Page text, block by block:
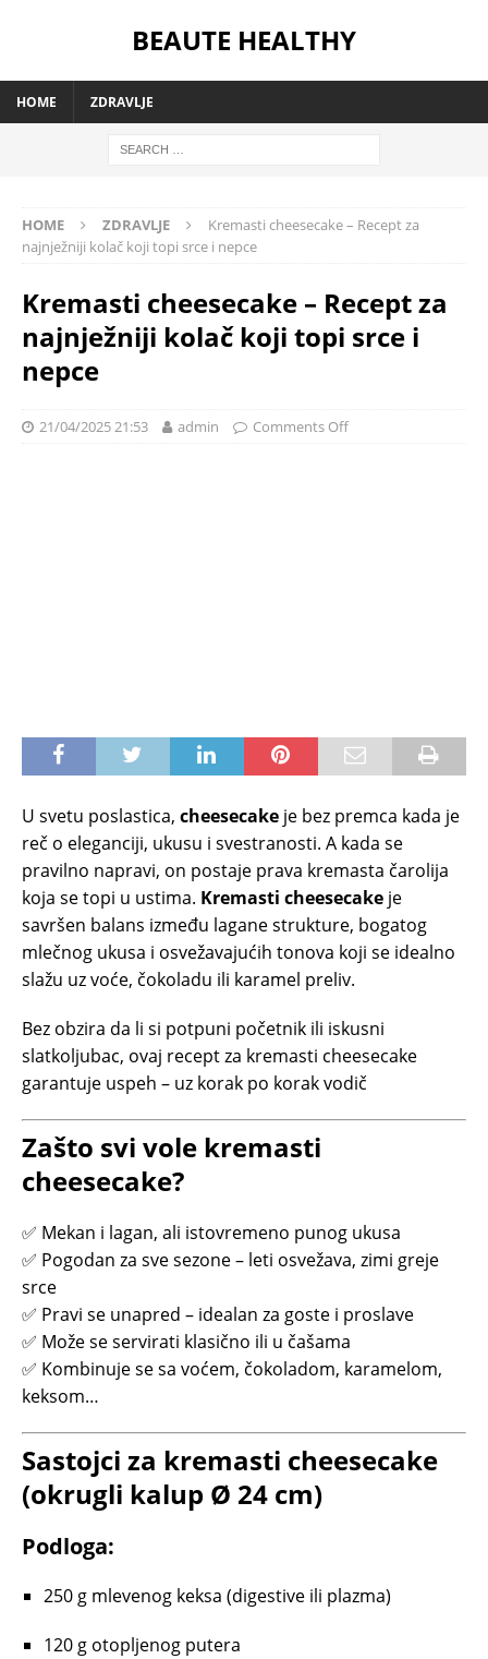
BEAUTE HEALTHY
HOME ZDRAVLJE
HOME ZDRAVLJE
Kremasti cheesecake – Recept za
najnježniji kolač koji topi srce i nepce
Kremasti cheesecake – Recept za
najnježniji kolač koji topi srce i
nepce
21/04/2025 21:53 admin Comments Off
U svetu poslastica, cheesecake je bez premca kada je
reč o eleganciji, ukusu i svestranosti. A kada se
pravilno napravi, on postaje prava kremasta čarolija
koja se topi u ustima. Kremasti cheesecake je
savršen balans između lagane strukture, bogatog
mlečnog ukusa i osvežavajućih tonova koji se idealno
slažu uz voće, čokoladu ili karamel preliv.
Bez obzira da li si potpuni početnik ili iskusni
slatkoljubac, ovaj recept za kremasti cheesecake
garantuje uspeh – uz korak po korak vodič
Zašto svi vole kremasti
cheesecake?
✅ Mekan i lagan, ali istovremeno punog ukusa
✅ Pogodan za sve sezone – leti osvežava, zimi greje
srce
✅ Pravi se unapred – idealan za goste i proslave
✅ Može se servirati klasično ili u čašama
✅ Kombinuje se sa voćem, čokoladom, karamelom,
keksom…
Sastojci za kremasti cheesecake
(okrugli kalup Ø 24 cm)
Podloga:
250 g mlevenog keksa (digestive ili plazma)
120 g otopljenog putera